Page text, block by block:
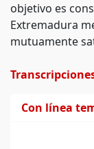
objetivo es
Extremadura
mutuamente
Con línea